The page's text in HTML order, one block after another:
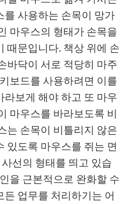
를 사용하는 손목이 망가
마우스의 형태가 손목을
때문입니다. 책상 위에 손
바닥이 서로 적당히 마주
보드를 사용하려면 이를
보게 해야 하고 또 마우
마우스를 바라보도록 비
는 손목이 비틀리지 않은
있도록 마우스를 쥐는 면
선의 형태를 띄고 있습
을 근본적으로 완화할 수
업무를 처리하기는 어